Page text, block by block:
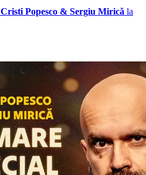
Cristi Popesco & Sergiu Mirică la